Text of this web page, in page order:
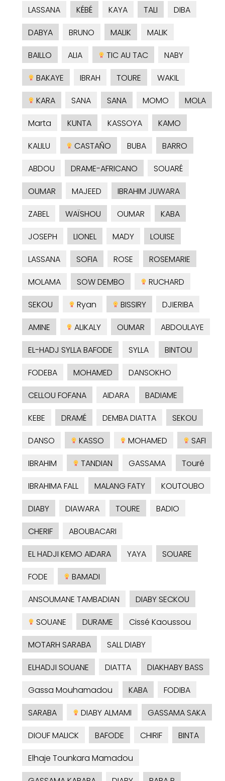
LASSANA
KÉBÉ KAYA TALI
DIBA
DABYA
BRUNO MALIK
MALIK
BAILLO
ALIA TIC AU TAC
NABY
BAKAYE
IBRAH TOURE
WAKIL
KARA
SANA SANA MOMO
MOLA
Marta
KUNTA KASSOYA
KAMO
KALILU
CASTAÑO BUBA
BARRO
ABDOU
DRAME-AFRICANO
SOUARÉ
OUMAR
MAJEED
IBRAHIM JUWARA
ZABEL
WAÏSHOU OUMAR
KABA
JOSEPH
LIONEL MADY
LOUISE
LASSANA
SOFIA ROSE
ROSEMARIE
MOLAMA
SOW DEMBO
RUCHARD
SEKOU
Ryan BISSIRY
DJIERIBA
AMINE
ALIKALY OUMAR
ABDOULAYE
EL-HADJ SYLLA BAFODE
SYLLA
BINTOU
FODEBA
MOHAMED
DANSOKHO
CELLOU FOFANA
AIDARA
BADIAME
KEBE
DRAMÉ DEMBA DIATTA
SEKOU
DANSO
KASSO MOHAMED
SAFI
IBRAHIM
TANDIAN GASSAMA
Touré
IBRAHIMA FALL
MALANG FATY
KOUTOUBO
DIABY
DIAWARA TOURE
BADIO
CHERIF
ABOUBACARI
EL HADJI KEMO AIDARA
YAYA
SOUARE
FODE
BAMADI
ANSOUMANE TAMBADIAN
DIABY SECKOU
SOUANE
DURAME
Cissé Kaoussou
MOTARH SARABA
SALL DIABY
ELHADJI SOUANE
DIATTA
DIAKHABY BASS
Gassa Mouhamadou
KABA
FODIBA
SARABA
DIABY ALMAMI
GASSAMA SAKA
DIOUF MALICK
BAFODE CHIRIF
BINTA
Elhaje Tounkara Mamadou